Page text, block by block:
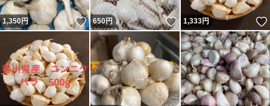
1,350円 いいね！
650円 いいね！
1,333円